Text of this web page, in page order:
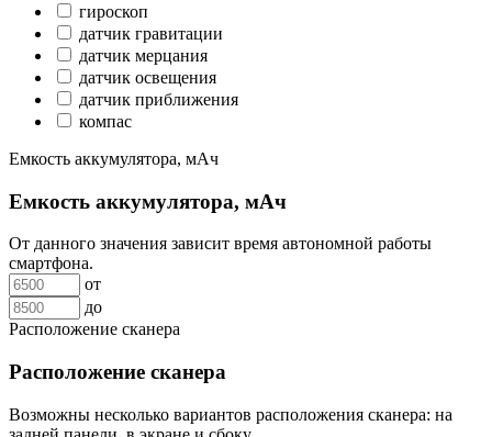
гироскоп
датчик гравитации
датчик мерцания
датчик освещения
датчик приближения
компас
Емкость аккумулятора, мАч
Емкость аккумулятора, мАч
От данного значения зависит время автономной работы
смартфона.
от
до
Расположение сканера
Расположение сканера
Возможны несколько вариантов расположения сканера: на